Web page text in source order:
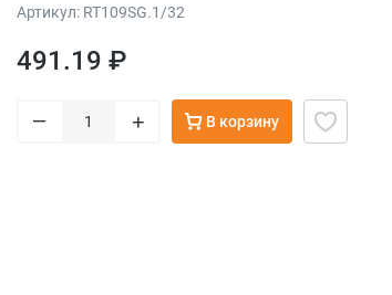
Артикул: RT109SG.1/32
491.19 ₽
– + В корзину